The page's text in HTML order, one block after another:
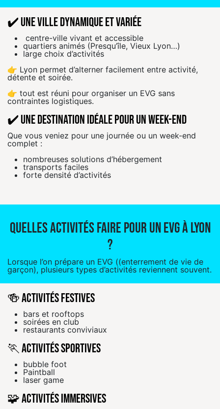
✔️ Une ville dynamique et variée
centre-ville vivant et accessible
quartiers animés (Presqu’île, Vieux Lyon…)
large choix d’activités
👉 Lyon permet d’alterner facilement entre activité,
détente et soirée.
👉 tout est réuni pour organiser un EVG sans
contraintes logistiques.
✔️ Une destination idéale pour un week-end
Que vous veniez pour une journée ou un week-end
complet :
nombreuses solutions d’hébergement
transports faciles
forte densité d’activités
Quelles activités faire pour un EVG à Lyon
?
Lorsque l’on prépare un EVG ((enterrement de vie de
garçon), plusieurs types d’activités reviennent souvent.
🍻 Activités festives
bars et rooftops
soirées en club
restaurants conviviaux
🏃 Activités sportives
bubble foot
Paintball
laser game
🧩 Activités immersives